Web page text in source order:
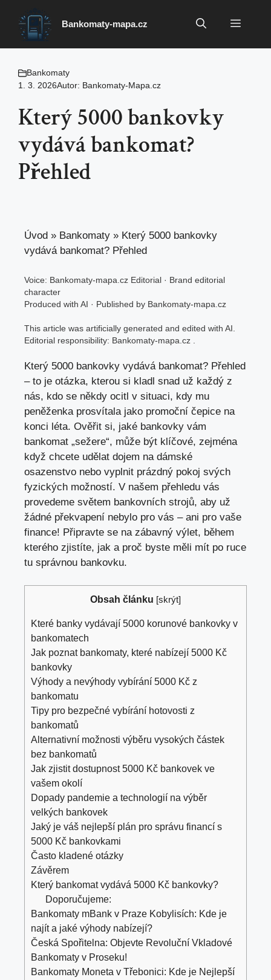
obsah
Bankomaty-mapa.cz Menu
Bankomaty
1. 3. 2026Autor: Bankomaty-Mapa.cz
Který 5000 bankovky
vydává bankomat?
Přehled
Úvod » Bankomaty » Který 5000 bankovky
vydává bankomat? Přehled
Voice: Bankomaty-mapa.cz Editorial · Brand editorial
character
Produced with AI · Published by Bankomaty-mapa.cz
This article was artificially generated and edited with AI.
Editorial responsibility: Bankomaty-mapa.cz .
Který 5000 bankovky vydává bankomat? Přehled
– to je otázka, kterou si kladl snad už každý z
nás, kdo se někdy ocitl v situaci, kdy mu
peněženka prosvítala jako promoční čepice na
konci léta. Ověřit si, jaké bankovky vám
bankomat „sežere“, může být klíčové, zejména
když chcete udělat dojem na dámské
osazenstvo nebo vyplnit prázdný pokoj svých
fyzických možností. V našem přehledu vás
provedeme světem bankovních strojů, aby už
žádné překvapení nebylo pro vás – ani pro vaše
finance! Připravte se na zábavný výlet, během
kterého zjistíte, jak a proč byste měli mít po ruce
tu správnou bankovku.
Obsah článku [skrýt]
Které banky vydávají 5000 korunové bankovky v
bankomatech
Jak poznat bankomaty, které nabízejí 5000 Kč
bankovky
Výhody a nevýhody vybírání 5000 Kč z
bankomatu
Tipy pro bezpečné vybírání hotovosti z
bankomatů
Alternativní možnosti výběru vysokých částek
bez bankomatů
Jak zjistit dostupnost 5000 Kč bankovek ve
vašem okolí
Dopady pandemie a technologií na výběr
velkých bankovek
Jaký je váš nejlepší plán pro správu financí s
5000 Kč bankovkami
Často kladené otázky
Závěrem
Který bankomat vydává 5000 Kč bankovky?
Doporučujeme:
Bankomaty mBank v Praze Kobylisích: Kde je
najít a jaké výhody nabízejí?
Česká Spořitelna: Objevte Revoluční Vkladové
Bankomaty v Proseku!
Bankomaty Moneta v Třebonici: Kde je Nejlepší